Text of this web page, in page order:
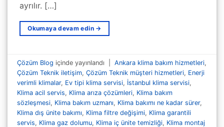
ayrılır. […]
Okumaya devam edin →
Çözüm Blog içinde yayınlandı Ankara klima bakım hizmetleri,
Çözüm Teknik iletişim,Çözüm Teknik müşteri hizmetleri, Enerji
verimli klimalar, Ev tipi klima servisi, İstanbul klima servisi,
Klima acil servis, Klima arıza çözümleri, Klima bakım
sözleşmesi, Klima bakım uzmanı, Klima bakımı ne kadar sürer,
Klima dış ünite bakımı, Klima filtre değişimi, Klima garantili
servis, Klima gaz dolumu, Klima iç ünite temizliği, Klima montaj